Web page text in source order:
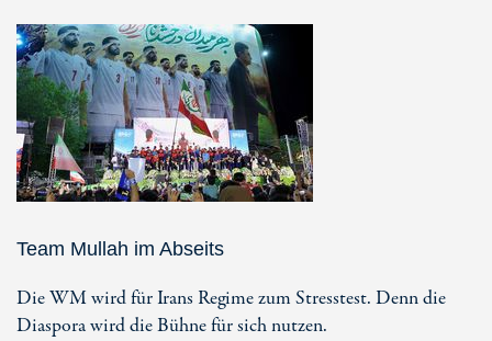
Team Mullah im Abseits
Die WM wird für Irans Regime zum Stresstest. Denn die
Diaspora wird die Bühne für sich nutzen.